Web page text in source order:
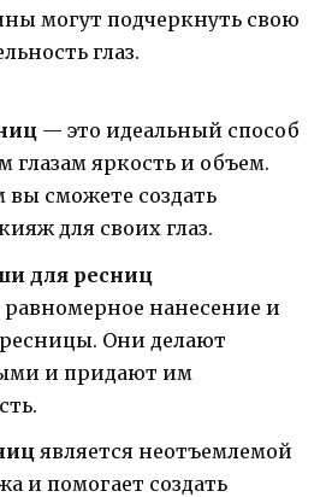
могут подчеркнуть свою
глаз.
— это идеальный способ
глазам яркость и объем.
вы сможете создать
для своих глаз.
для ресниц
нанесение и
Они делают
и придают им
является неотъемлемой
и помогает создать